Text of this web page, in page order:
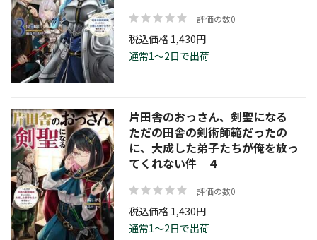
評価の数0
税込価格 1,430円
通常1～2日で出荷
片田舎のおっさん、剣聖になる
ただの田舎の剣術師範だったの
に、大成した弟子たちが俺を放っ
てくれない件 ４
評価の数0
税込価格 1,430円
通常1～2日で出荷